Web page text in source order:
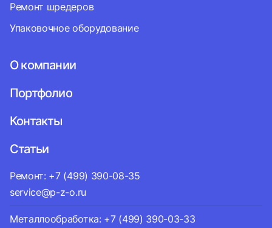
Ремонт шредеров
Упаковочное оборудование
О компании
Портфолио
Контакты
Статьи
Ремонт: +7 (499) 390-08-35
service@p-z-o.ru
Металлообработка: +7 (499) 390-03-33